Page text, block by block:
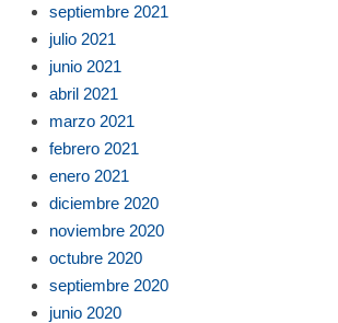
septiembre 2021
julio 2021
junio 2021
abril 2021
marzo 2021
febrero 2021
enero 2021
diciembre 2020
noviembre 2020
octubre 2020
septiembre 2020
junio 2020